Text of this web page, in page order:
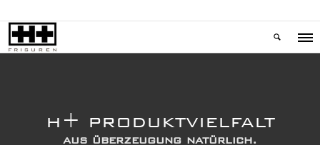
H + PRODUKTVIELFALT
aus überzeugung natürlich.